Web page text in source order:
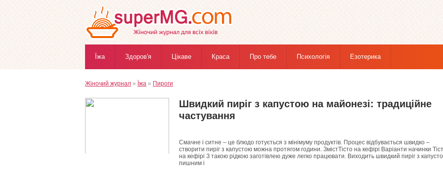
Їжа Здоров'я Цікаве Краса Про тебе Психологія Езотерика
Жіночий журнал » Їжа » Пироги
Швидкий пиріг з капустою на майонезі: традиційне
частування
Смачне і ситне – це блюдо готується з мінімуму продуктів. Процес відбувається швидко –
створити пиріг з капустою можна протягом години. ЗмістТісто на кефірі Варіанти начинки
на кефірі З такою рідкою заготівлею дуже легко працювати. Виходить швидкий пиріг з
пишним і